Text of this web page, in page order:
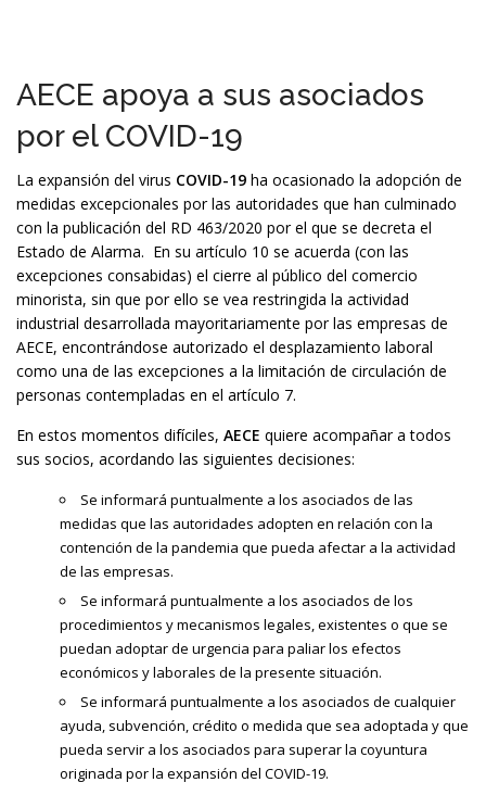
AECE apoya a sus asociados
por el COVID-19
La expansión del virus COVID-19 ha ocasionado la adopción de
medidas excepcionales por las autoridades que han culminado
con la publicación del RD 463/2020 por el que se decreta el
Estado de Alarma. En su artículo 10 se acuerda (con las
excepciones consabidas) el cierre al público del comercio
minorista, sin que por ello se vea restringida la actividad
industrial desarrollada mayoritariamente por las empresas de
AECE, encontrándose autorizado el desplazamiento laboral
como una de las excepciones a la limitación de circulación de
personas contempladas en el artículo 7.
En estos momentos difíciles, AECE quiere acompañar a todos
sus socios, acordando las siguientes decisiones:
Se informará puntualmente a los asociados de las
medidas que las autoridades adopten en relación con la
contención de la pandemia que pueda afectar a la actividad
de las empresas.
Se informará puntualmente a los asociados de los
procedimientos y mecanismos legales, existentes o que se
puedan adoptar de urgencia para paliar los efectos
económicos y laborales de la presente situación.
Se informará puntualmente a los asociados de cualquier
ayuda, subvención, crédito o medida que sea adoptada y que
pueda servir a los asociados para superar la coyuntura
originada por la expansión del COVID-19.